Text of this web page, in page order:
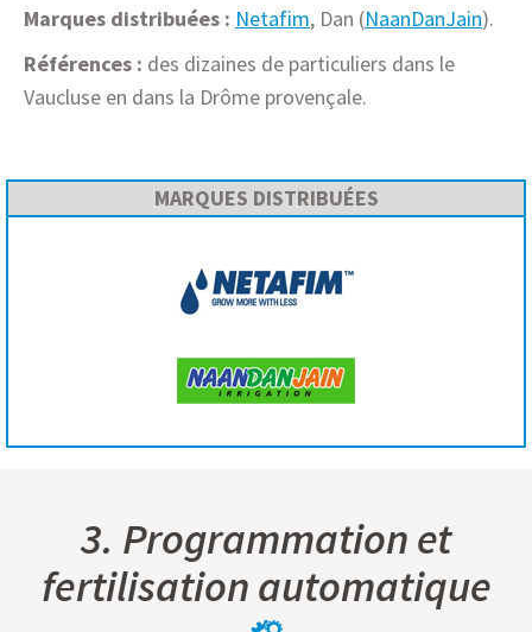
Marques distribuées : Netafim, Dan (NaanDanJain).
Références : des dizaines de particuliers dans le
Vaucluse en dans la Drôme provençale.
MARQUES DISTRIBUÉES
3. Programmation et
fertilisation automatique